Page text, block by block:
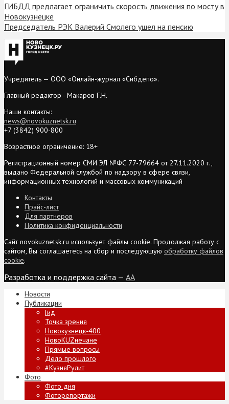
ГИБДД предлагает ограничить скорость движения по мосту в
Новокузнецке
Председатель РЭК Валерий Смолего ушел на пенсию
Учредитель — ООО «Онлайн-журнал «Сибдепо».
Главный редактор - Макаров Г.Н.
Наши контакты:
news@novokuznetsk.ru
+7 (3842) 900-800
Возрастное ограничение: 18+
Регистрационный номер СМИ ЭЛ №ФС 77-79664 от 27.11.2020 г.,
выдано Федеральной службой по надзору в сфере связи,
информационных технологий и массовых коммуникаций
Контакты
Прайс-лист
Для партнеров
Политика конфиденциальности
Сайт novokuznetsk.ru использует файлы cookie. Продолжая работу с
сайтом, Вы соглашаетесь на сбор и последующую обработку файлов
cookie.
Разработка и поддержка сайта — AA
Новости
Публикации
Гид
Точка зрения
Новокузнецк-400
НовоKUZнечане
Прямые вопросы
Дело прошлого
#КузняРулит
Фото
Фото дня
Фоторепортажи